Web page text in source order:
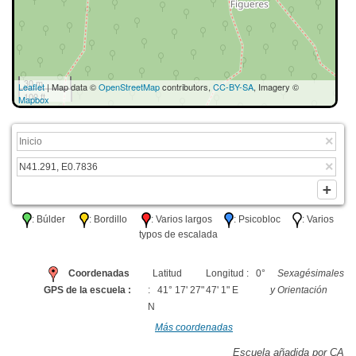
30 m
100 ft
Leaflet| Map data ©OpenStreetMapcontributors, CC-BY-SA, Imagery ©
Mapbox
: Búlder : Bordillo : Varios largos : Psicobloc
: Varios
typos de escalada
Coordenadas
GPS de la escuela :
Latitud
: 41° 17' 27"
N
Longitud : 0°
47' 1" E
Sexagésimales
y Orientación
Más coordenadas
Escuela añadida por CA